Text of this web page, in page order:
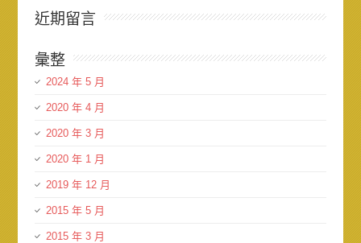
近期留言
彙整
2024 年 5 月
2020 年 4 月
2020 年 3 月
2020 年 1 月
2019 年 12 月
2015 年 5 月
2015 年 3 月